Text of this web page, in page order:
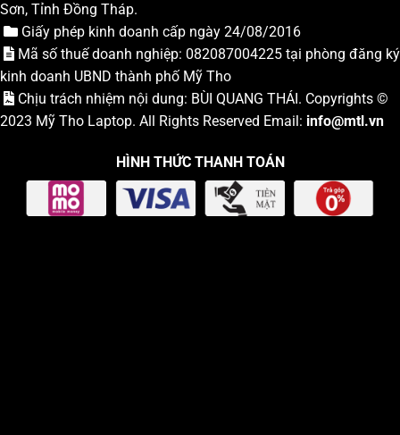
Sơn, Tỉnh Đồng Tháp.
Giấy phép kinh doanh cấp ngày 24/08/2016
Mã số thuế doanh nghiệp: 082087004225 tại phòng đăng ký
kinh doanh UBND thành phố Mỹ Tho
Chịu trách nhiệm nội dung: BÙI QUANG THÁI. Copyrights ©
2023 Mỹ Tho Laptop. All Rights Reserved Email: info@mtl.vn
HÌNH THỨC THANH TOÁN